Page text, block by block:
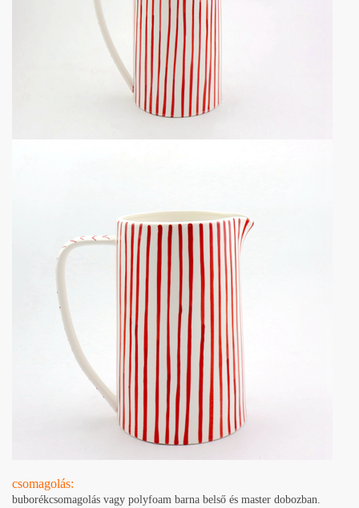
csomagolás:
buborékcsomagolás vagy polyfoam barna belső és master dobozban.